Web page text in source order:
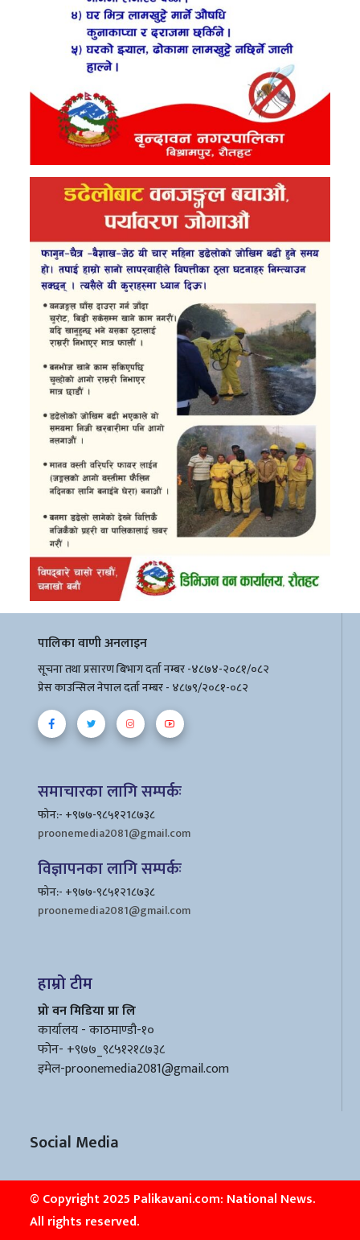
पालिका वाणी अनलाइन
सूचना तथा प्रसारण बिभाग दर्ता नम्बर -४८७४-२०८१/०८२
प्रेस काउन्सिल नेपाल दर्ता नम्बर - ४८७९/२०८१-०८२
समाचारका लागि सम्पर्कः
फोन:- +९७७-९८५१२1८७३८
proonemedia2081@gmail.com
विज्ञापनका लागि सम्पर्कः
फोन:- +९७७-९८५१२1८७३८
proonemedia2081@gmail.com
हाम्रो टीम
प्रो वन मिडिया प्रा लि
कार्यालय - काठमाण्डौ-१०
फोन- +९७७_९८५१२१८७३८
इमेल-proonemedia2081@gmail.com
Social Media
© Copyright 2025 Palikavani.com: National News.
All rights reserved.